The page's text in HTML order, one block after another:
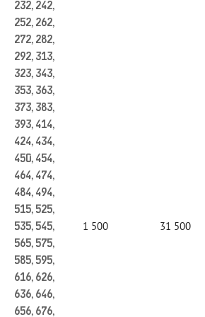
232, 242,
252, 262,
272, 282,
292, 313,
323, 343,
353, 363,
373, 383,
393, 414,
424, 434,
450, 454,
464, 474,
484, 494,
515, 525,
535, 545,
565, 575,
585, 595,
616, 626,
636, 646,
656, 676,
1 500 31 500